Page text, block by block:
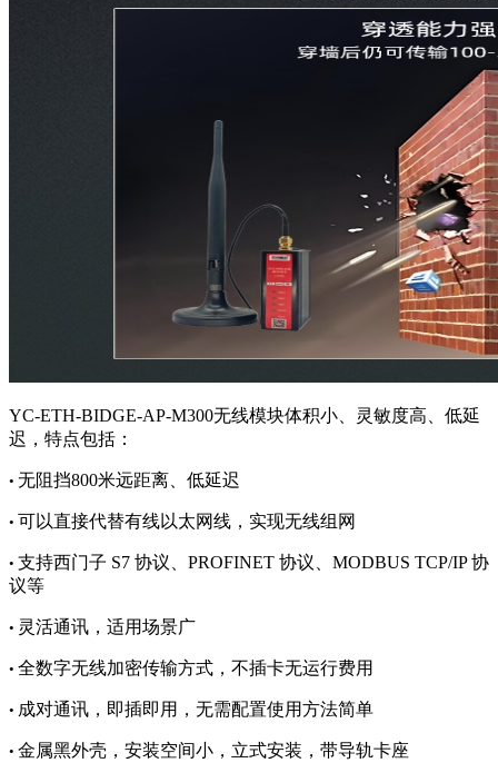
YC-ETH-BIDGE-AP-M300无线模块体积小、灵敏度高、低延
迟 ，特点包括：
• 无阻挡800米远距离、低延迟
• 可以直接代替有线以太网线，实现无线组网
• 支持西门子 S7 协议、 PROFINET 协议、 MODBUS TCP/IP协
议等
• 灵活通讯，适用场景广
• 全数字无线加密传输方式，不插卡无运行费用
• 成对通讯， 即插即用，无需配置使用方法简单
• 金属黑外壳，安装空间小，立式安装，带导轨卡座